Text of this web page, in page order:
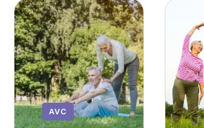
AVC